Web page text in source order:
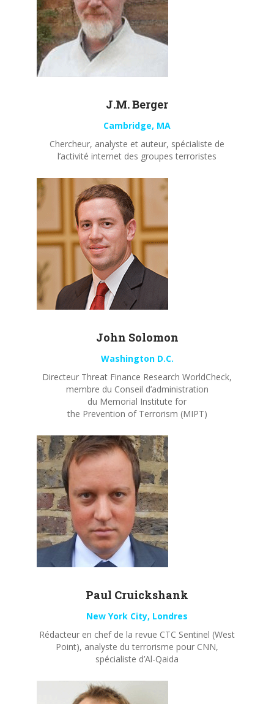
J.M. Berger
Cambridge, MA
Chercheur, analyste et auteur, spécialiste de
l’activité internet des groupes terroristes
John Solomon
Washington D.C.
Directeur Threat Finance Research WorldCheck,
membre du Conseil d’administration
du Memorial Institute for
the Prevention of Terrorism (MIPT)
Paul Cruickshank
New York City, Londres
Rédacteur en chef de la revue CTC Sentinel (West
Point), analyste du terrorisme pour CNN,
spécialiste d’Al-Qaida